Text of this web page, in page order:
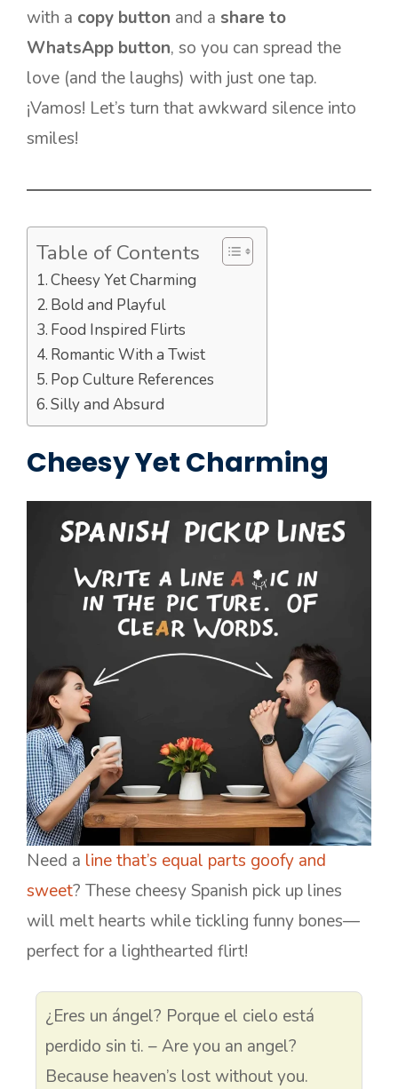
with a copy button and a share to
WhatsApp button, so you can spread the
love (and the laughs) with just one tap.
¡Vamos! Let’s turn that awkward silence into
smiles!
Table of Contents
Cheesy Yet Charming
Bold and Playful
Food Inspired Flirts
Romantic With a Twist
Pop Culture References
Silly and Absurd
Cheesy Yet Charming
Need a line that’s equal parts goofy and
sweet? These cheesy Spanish pick up lines
will melt hearts while tickling funny bones—
perfect for a lighthearted flirt!
¿Eres un ángel? Porque el cielo está
perdido sin ti. – Are you an angel?
Because heaven’s lost without you.